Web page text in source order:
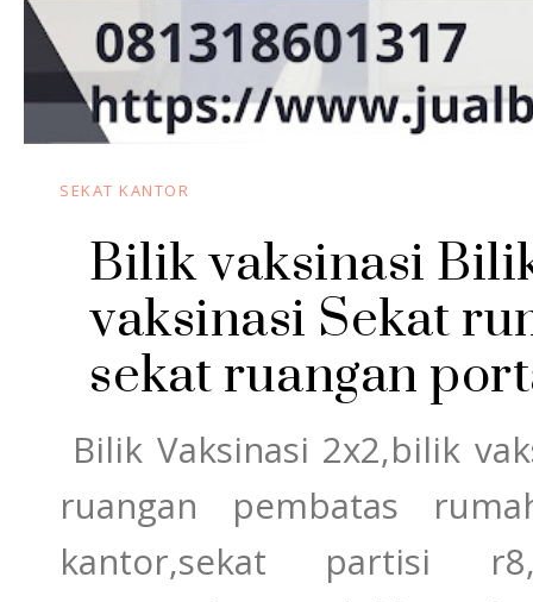
SEKAT KANTOR
Bilik vaksinasi
vaksinasi Sekat
sekat ruangan
Bilik Vaksinasi 2x2,bilik
ruangan pembatas
kantor,sekat partisi